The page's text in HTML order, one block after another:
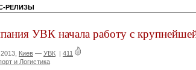
РЕЛИЗЫ
УВК начала работу с
Киев — УВК | 411
и Логистика